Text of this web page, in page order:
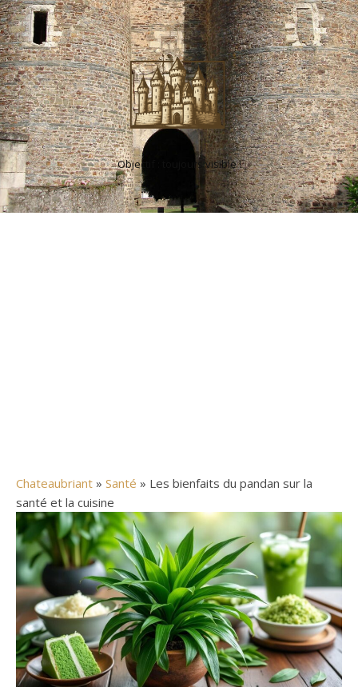
Objectif : toujours visible !
Chateaubriant » Santé » Les bienfaits du pandan sur la
santé et la cuisine